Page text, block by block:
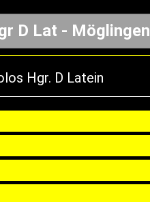
D Lat - Möglingen
Hgr. D Latein